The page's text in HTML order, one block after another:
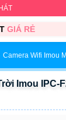
GIÁ RẺ
Camera Wifi Imou
Imou IPC-